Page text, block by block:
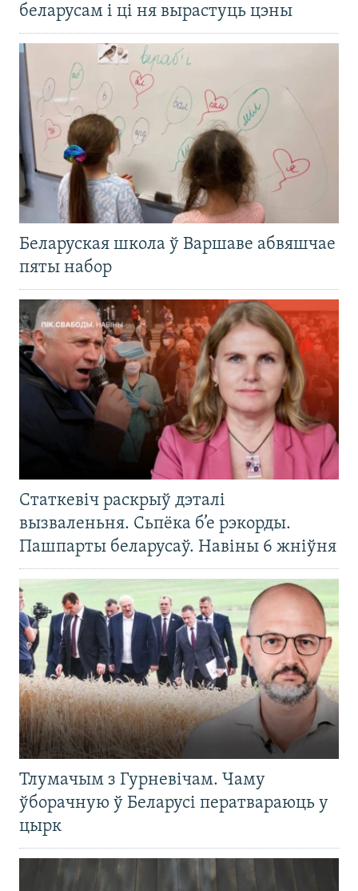
беларусам і ці ня вырастуць цэны
Беларуская школа ў Варшаве абвяшчае
пяты набор
Статкевіч раскрыў дэталі
вызваленьня. Сьпёка б’е рэкорды.
Пашпарты беларусаў. Навіны 6 жніўня
Тлумачым з Гурневічам. Чаму
ўборачную ў Беларусі ператвараюць у
цырк